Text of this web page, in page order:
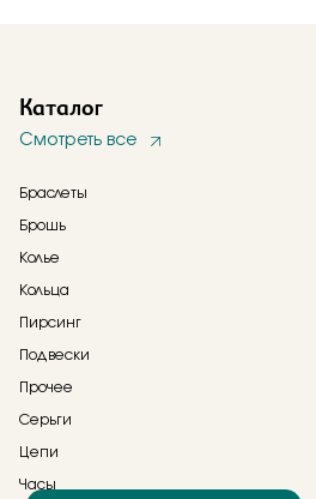
Каталог
Смотреть все
Браслеты
Брошь
Колье
Кольца
Пирсинг
Подвески
Прочее
Серьги
Цепи
Часы